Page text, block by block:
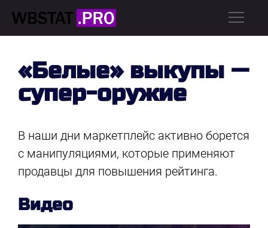
«Белые» выкупы —
супер-оружие
В наши дни маркетплейс активно борется
с манипуляциями, которые применяют
продавцы для повышения рейтинга.
Видео